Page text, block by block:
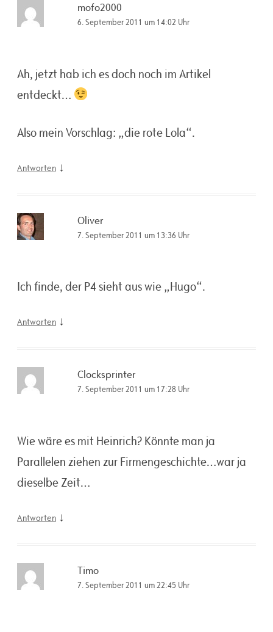
mofo2000
6. September 2011 um 14:02 Uhr
Ah, jetzt hab ich es doch noch im Artikel
entdeckt…
Also mein Vorschlag: „die rote Lola“.
Antworten ↓
Oliver
7. September 2011 um 13:36 Uhr
Ich finde, der P4 sieht aus wie „Hugo“.
Antworten ↓
Clocksprinter
7. September 2011 um 17:28 Uhr
Wie wäre es mit Heinrich? Könnte man ja
Parallelen ziehen zur Firmengeschichte…war ja
dieselbe Zeit…
Antworten ↓
Timo
7. September 2011 um 22:45 Uhr